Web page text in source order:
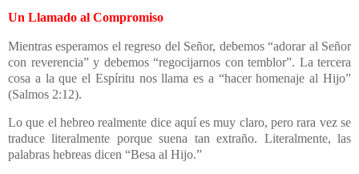
Un Llamado al Compromiso
Mientras esperamos el regreso del Señor, debemos “adorar al Señor
con reverencia” y debemos “regocijarnos con temblor”. La tercera
cosa a la que el Espíritu nos llama es a “hacer homenaje al Hijo”
(Salmos 2:12).
Lo que el hebreo realmente dice aquí es muy claro, pero rara vez se
traduce literalmente porque suena tan extraño. Literalmente, las
palabras hebreas dicen “Besa al Hijo.”